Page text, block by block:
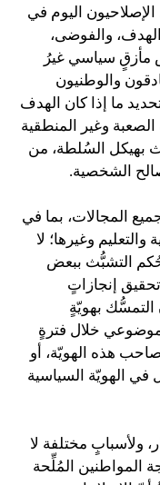
اليوم في
الهدف، والفوضى،
مأزقٍ سياسي غيرُ
والوطنيون
ما إذا كان الهدف
وغير المنطقية
بهيكل السُلطة، من
الشخصية.
المجالات، بما في
والتعليم وغيرها؛ لا
التشبُّث ببعض
إنجازاتٍ
بهويّةٍ
موضوعي خلال فترةٍ
هذه الهويّة، أو
في الهويّة السياسية
ولأسبابٍ مختلفة لا
المواطنين المُلِّحة